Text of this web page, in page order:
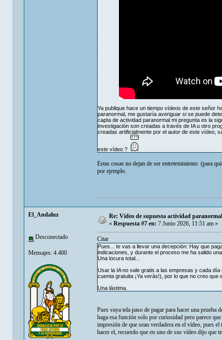
Ya publique hace un tiempo vídeos de este señor
paranormal, me gustaría averiguar si se puede
capta de actividad paranormal mi pregunta es la
investigación son creadas a través de IA u otro
creadas artificialmente por el autor de este vídeo,
este vídeo ?
Estas cosas no dejan de ser entretenimiento (para
por ejemplo.
El_Andaluz
Desconectado
Mensajes: 4.400
Re: Vídeo de supuesta actividad
« Respuesta #7 en: 7 Junio 2026, 11:51 am »
Citar
Pues... te vas a llevar una decepción: Hay que
indicaciones, y durante el proceso me ha salido
Una locura total...
Usar la IA no sale gratis a las empresas y cada
cuenta gratuita ¡Ya verás!), por lo que no creo
Una lástima.
Pues vaya tela paso de pagar para hacer una prueba
haga esa función solo por curiosidad pero parece
impresión de que sean verdadera en el vídeo, pues
hacer el, recuerdo que en uno de sus vídeo dijo que